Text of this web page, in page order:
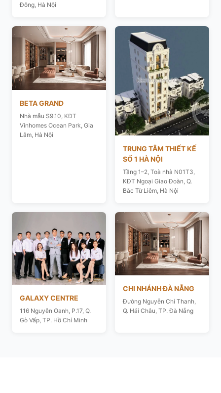
Đông, Hà Nội
BETA GRAND
Nhà mẫu S9.10, KĐT
Vinhomes Ocean Park, Gia
Lâm, Hà Nội
TRUNG TÂM THIẾT KẾ
SỐ 1 HÀ NỘI
Tầng 1–2, Toà nhà N01T3,
KĐT Ngoại Giao Đoàn, Q.
Bắc Từ Liêm, Hà Nội
GALAXY CENTRE
116 Nguyễn Oanh, P.17, Q.
Gò Vấp, TP. Hồ Chí Minh
CHI NHÁNH ĐÀ NẴNG
Đường Nguyễn Chí Thanh,
Q. Hải Châu, TP. Đà Nẵng